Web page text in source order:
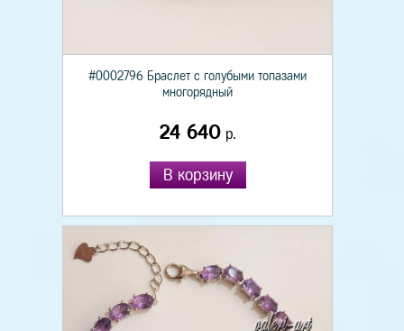
#0002796 Браслет с голубыми топазами
многорядный
24 640р.
В корзину